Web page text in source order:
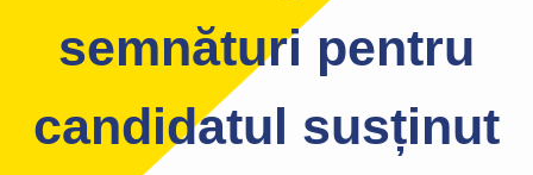
semnături pentru
candidatul susținut